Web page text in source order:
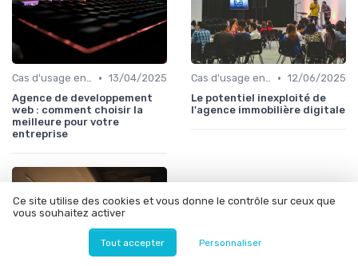
Cas d'usage en entreprise • 13/04/2025
Agence de developpement
web : comment choisir la
meilleure pour votre
entreprise
Cas d'usage en entreprise • 12/06/2025
Le potentiel inexploité de
l'agence immobilière digitale
Ce site utilise des cookies et vous donne le contrôle sur ceux que
vous souhaitez activer
Tout accepter Personnaliser